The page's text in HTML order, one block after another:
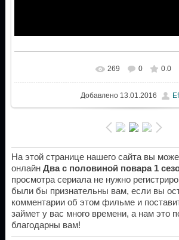
269 0 0.0
Добавлено13.01.2016
На этой странице нашего сайта вы
онлайн Два с половиной повара 1
просмотра сериала не нужно
были бы признательны вам, если вы
комментарии об этом фильме и
займет у вас много времени, а нам это
благодарны вам!